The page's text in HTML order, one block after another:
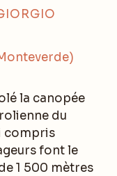
la canopée
du
compris
font le
1 500 mètres